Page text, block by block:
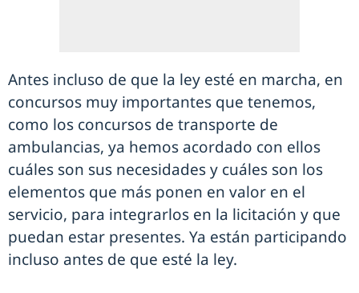
Antes incluso de que la ley esté en marcha, en
concursos muy importantes que tenemos,
como los concursos de transporte de
ambulancias, ya hemos acordado con ellos
cuáles son sus necesidades y cuáles son los
elementos que más ponen en valor en el
servicio, para integrarlos en la licitación y que
puedan estar presentes. Ya están participando
incluso antes de que esté la ley.